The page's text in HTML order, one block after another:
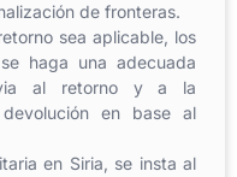
de fronteras.
sea aplicable, los
haga una adecuada
al retorno y a la
en base al
en Siria, se insta al